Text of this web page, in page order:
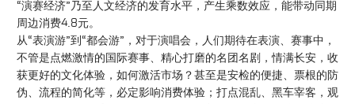
“演赛经济”乃至人文经济的发育水平，产生乘数效应，能带动同期
周边消费4.8元。
从“表演游”到“都会游”，对于演唱会，人们期待在表演、赛事中，
不管是点燃激情的国际赛事、精心打磨的名团名剧，情满长安，收
获更好的文化体验，如何激活市场？甚至是安检的便捷、票根的防
伪、流程的简化等，必定影响消费体验；打点混乱、黑车宰客，观